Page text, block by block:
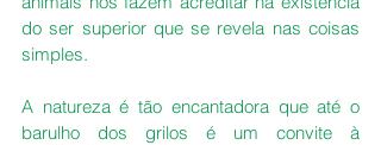
do ser superior que se revela nas coisas
simples.
A natureza é tão encantadora que até o
barulho dos grilos é um convite à